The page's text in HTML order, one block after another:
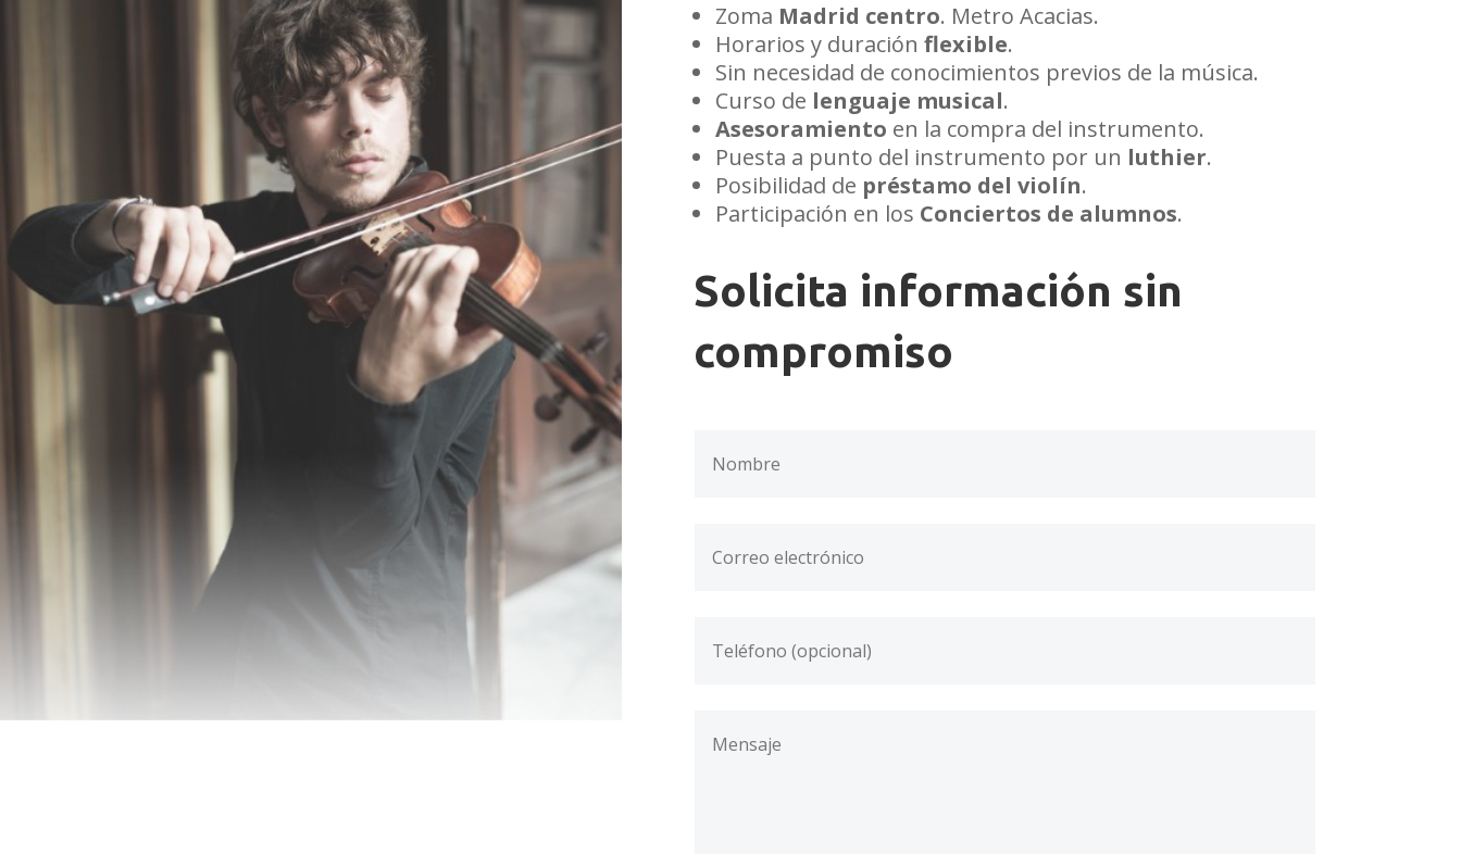
Zoma Madrid centro. Metro Acacias.
Horarios y duraciónflexible.
Sin necesidad de conocimientos previos de la música.
Curso de lenguaje musical.
Asesoramiento en la compra del instrumento.
Puesta a punto del instrumento por un luthier.
Posibilidad de préstamo del violín.
Participación en los Conciertos de alumnos.
Solicita información sin
compromiso